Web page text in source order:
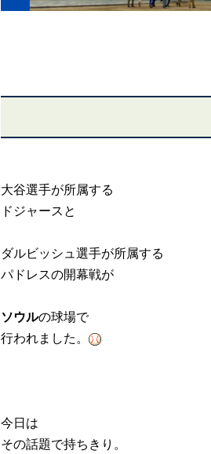
大谷選手が所属する
ドジャースと
ダルビッシュ選手が所属する
パドレスの開幕戦が
ソウルの球場で
行われました。
今日は
その話題で持ちきり。